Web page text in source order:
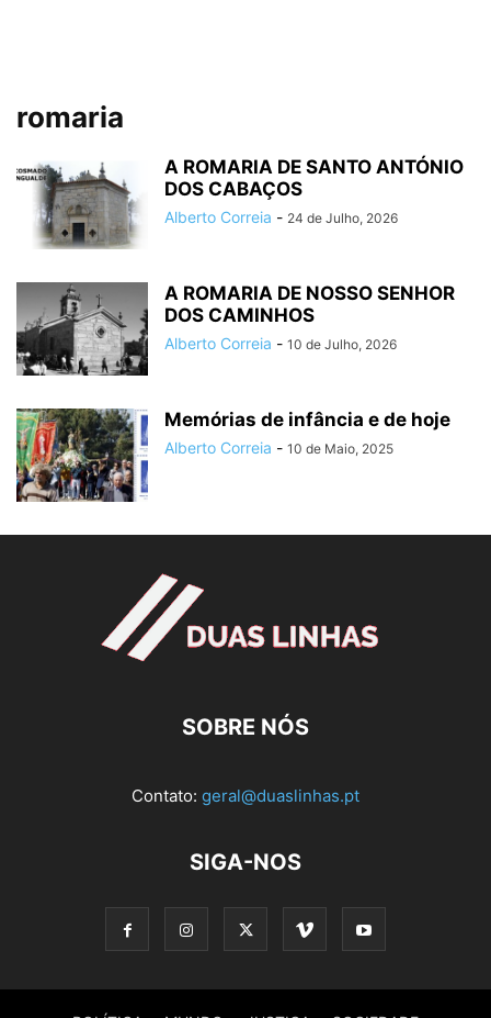
romaria
A ROMARIA DE SANTO ANTÓNIO
DOS CABAÇOS
Alberto Correia - 24 de Julho, 2026
A ROMARIA DE NOSSO SENHOR
DOS CAMINHOS
Alberto Correia - 10 de Julho, 2026
Memórias de infância e de hoje
Alberto Correia - 10 de Maio, 2025
SOBRE NÓS
Contato: geral@duaslinhas.pt
SIGA-NOS